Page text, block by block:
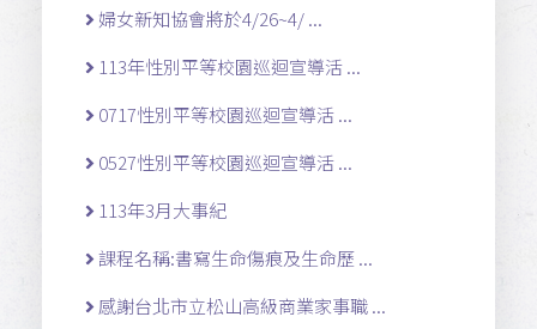
婦女新知協會將於4/26~4/ ...
113年性別平等校園巡迴宣導活 ...
0717性別平等校園巡迴宣導活 ...
0527性別平等校園巡迴宣導活 ...
113年3月大事紀
課程名稱:書寫生命傷痕及生命歷 ...
感謝台北市立松山高級商業家事職 ...